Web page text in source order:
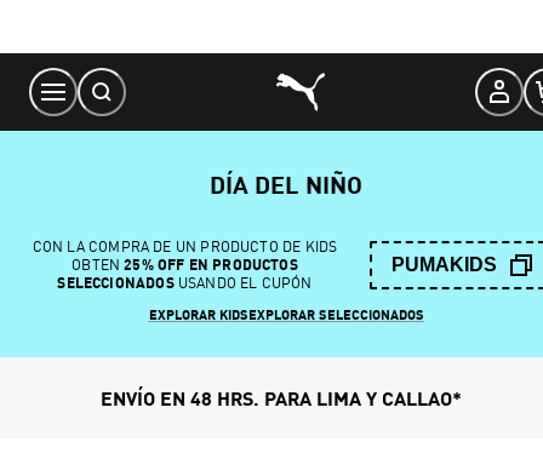
Content
DÍA DEL NIÑO
CON LA COMPRA DE UN PRODUCTO DE KIDS
OBTEN 25% OFF EN PRODUCTOS
SELECCIONADOSUSANDO EL CUPÓN
PUMAKIDS
EXPLORAR KIDSEXPLORAR SELECCIONADOS
ENVÍO EN 48 HRS. PARA LIMA Y CALLAO*